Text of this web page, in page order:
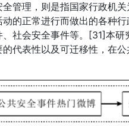
管理，则是指国家行政机
的正常进行而做出的各种
社会安全事件等。[31]本
代表性以及可迁移性，在